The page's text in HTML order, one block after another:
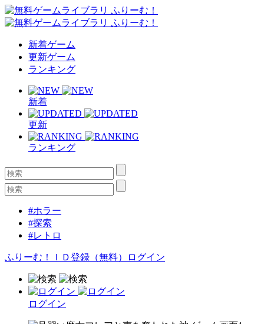
新着ゲーム
更新ゲーム
ランキング
新着
更新
ランキング
#ホラー
#探索
#レトロ
ふりーむ！ＩＤ登録（無料） ログイン
ログイン